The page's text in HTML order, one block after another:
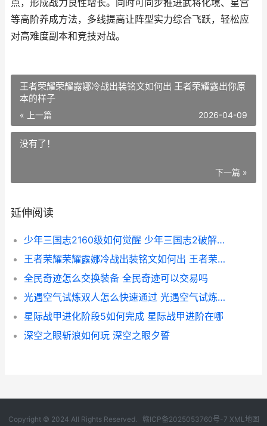
点，形成战力良性增长。同时可同步推进武将化境、星宫
等高阶养成方法，多线提高让阵型实力综合飞跃，轻松应
对高难度副本和竞技对战。
王者荣耀荣耀露娜冷战出装铭文如何出 王者荣耀露出你原
本的样子
« 上一篇 2026-04-09
没有了！
下一篇 »
延伸阅读
少年三国志2160级如何觉醒 少年三国志2破解版下载无限元宝满v破解版
王者荣耀荣耀露娜冷战出装铭文如何出 王者荣耀露出你原本的样子
全民奇迹怎么交换装备 全民奇迹可以交易吗
光遇空气试炼双人怎么快速通过 光遇空气试炼最后怎么过
星际战甲进化阶段5如何完成 星际战甲进阶在哪
深空之眼斩浪如何玩 深空之眼夕誓
Copyright © 2024 All Rights Reserved. 赣ICP备2025053760号-7 XML地图